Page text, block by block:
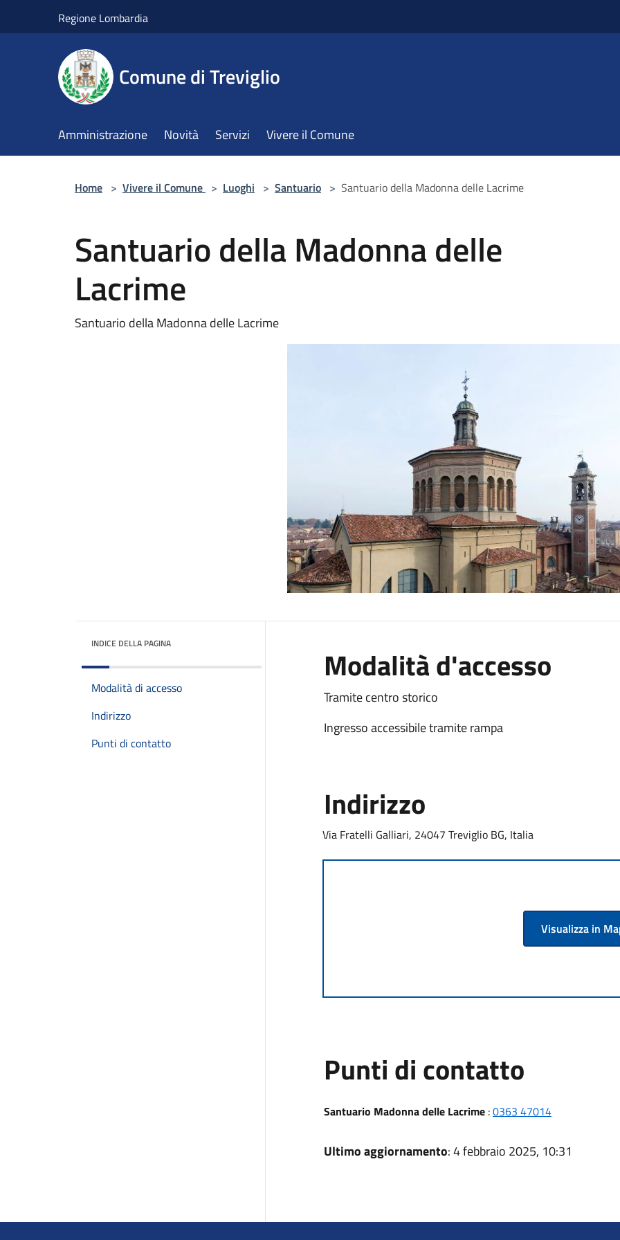
Regione Lombardia
Comune di Treviglio
Amministrazione Novità Servizi Vivere il Comune
Home > Vivere il Comune > Luoghi > Santuario > Santuario della Madonna delle Lacrime
Santuario della Madonna delle
Lacrime
Santuario della Madonna delle Lacrime
INDICE DELLA PAGINA
Modalità di accesso
Indirizzo
Punti di contatto
Modalità d'accesso
Tramite centro storico
Ingresso accessibile tramite rampa
Indirizzo
Via Fratelli Galliari, 24047 Treviglio BG, Italia
Visualizza in
Punti di contatto
Santuario Madonna delle Lacrime:0363 47014
Ultimo aggiornamento: 4 febbraio 2025, 10:31